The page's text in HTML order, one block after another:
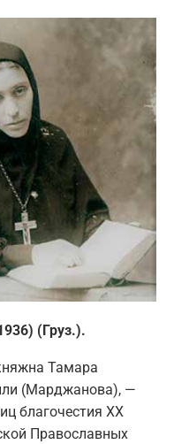
(Груз.).
Тамара
(Марджанова), —
благочестия ХХ
Православных